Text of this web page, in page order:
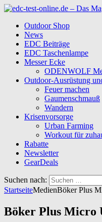
Outdoor Shop
News
EDC Beiträge
EDC Taschenlampe
Messer Ecke
ODENWOLF
Outdoor-Ausrüstung
Feuer machen
Gaumenschmauß
Wandern
Krisenvorsorge
Urban Farming
Workout für
Rabatte
Newsletter
GearDeals
Suchen nach:
StartseiteMedienBöker Plus
Böker Plus Micro